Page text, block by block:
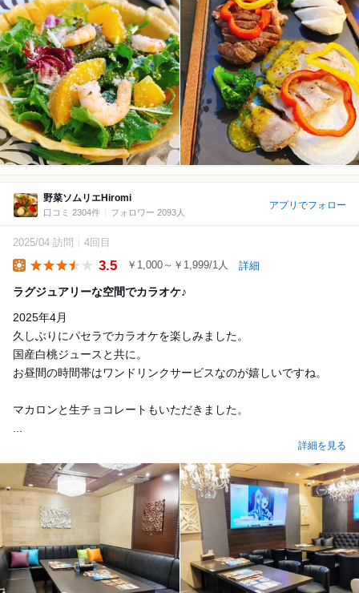
野菜ソムリエHiromi
口コミ 2304件 フォロワー 2093人
アプリでフォロー
2025/04 訪問 4回目
3.5 ￥1,000～￥1,999/1人 詳細
ラグジュアリーな空間でカラオケ♪
2025年4月
久しぶりにパセラでカラオケを楽しみました。
国産白桃ジュースと共に。
お昼間の時間帯はワンドリンクサービスなのが嬉しいですね。
マカロンと生チョコレートもいただきました。
詳細を見る